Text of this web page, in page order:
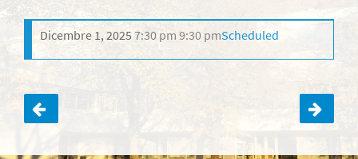
Dicembre 1, 20257:30 pm 9:30 pmScheduled
Navigazione
articoli